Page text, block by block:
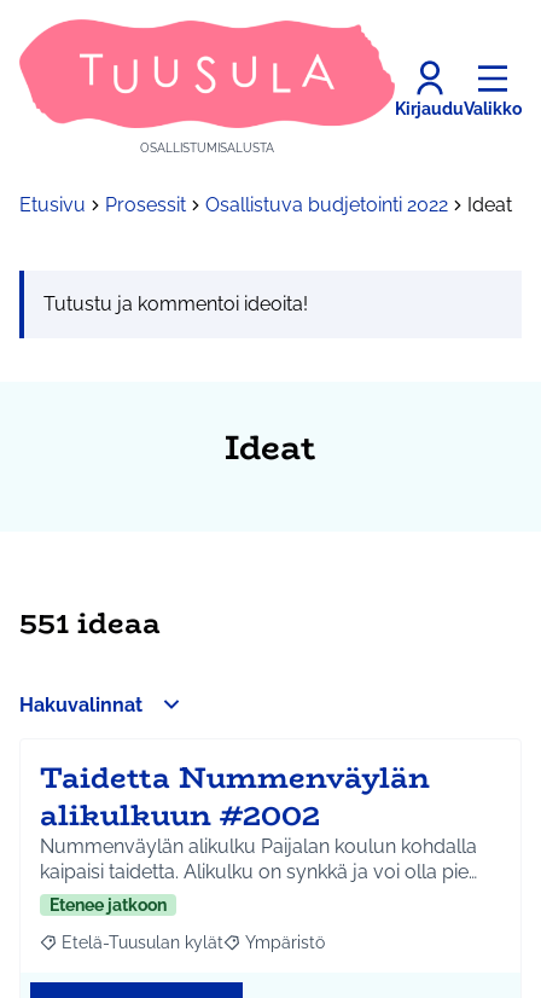
OSALLISTUMISALUSTA
KirjauduValikko
Etusivu Prosessit Osallistuva budjetointi 2022 Ideat
Tutustu ja kommentoi ideoita!
Ideat
551 ideaa
Hakuvalinnat
Taidetta Nummenväylän
alikulkuun #2002
Nummenväylän alikulku Paijalan koulun kohdalla
kaipaisi taidetta. Alikulku on synkkä ja voi olla pie…
Etenee jatkoon
Rajaa tulokset aihepiirin mukaan: Etelä-Tuusulan kylät
Etelä-Tuusulan kylät Rajaa tulokset teeman mukaan:
Ympäristö